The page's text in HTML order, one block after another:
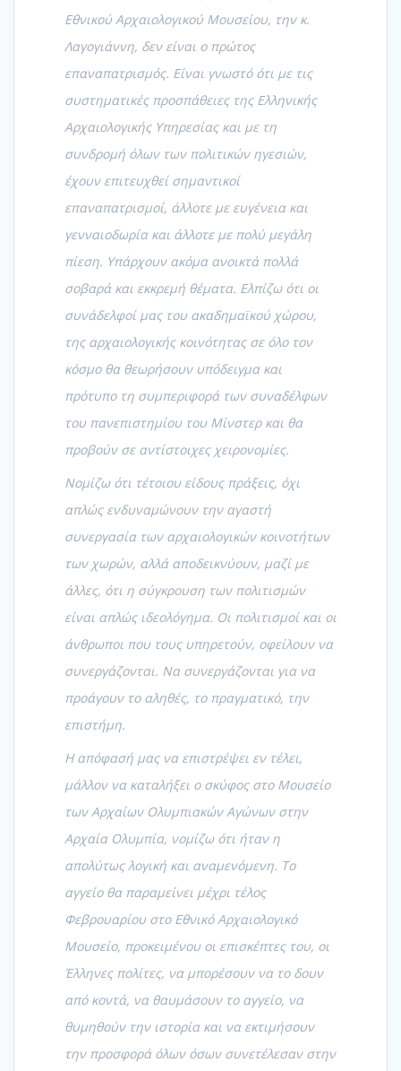
Εθνικού Αρχαιολογικού Μουσείου, την κ.
Λαγογιάννη, δεν είναι ο πρώτος
επαναπατρισμός. Είναι γνωστό ότι με τις
συστηματικές προσπάθειες της Ελληνικής
Αρχαιολογικής Υπηρεσίας και με τη
συνδρομή όλων των πολιτικών ηγεσιών,
έχουν επιτευχθεί σημαντικοί
επαναπατρισμοί, άλλοτε με ευγένεια και
γενναιοδωρία και άλλοτε με πολύ μεγάλη
πίεση. Υπάρχουν ακόμα ανοικτά πολλά
σοβαρά και εκκρεμή θέματα. Ελπίζω ότι οι
συνάδελφοί μας του ακαδημαϊκού χώρου,
της αρχαιολογικής κοινότητας σε όλο τον
κόσμο θα θεωρήσουν υπόδειγμα και
πρότυπο τη συμπεριφορά των συναδέλφων
του πανεπιστημίου του Μίνστερ και θα
προβούν σε αντίστοιχες χειρονομίες.
Νομίζω ότι τέτοιου είδους πράξεις, όχι
απλώς ενδυναμώνουν την αγαστή
συνεργασία των αρχαιολογικών κοινοτήτων
των χωρών, αλλά αποδεικνύουν, μαζί με
άλλες, ότι η σύγκρουση των πολιτισμών
είναι απλώς ιδεολόγημα. Οι πολιτισμοί και οι
άνθρωποι που τους υπηρετούν, οφείλουν να
συνεργάζονται. Να συνεργάζονται για να
προάγουν το αληθές, το πραγματικό, την
επιστήμη.
Η απόφασή μας να επιστρέψει εν τέλει,
μάλλον να καταλήξει ο σκύφος στο Μουσείο
των Αρχαίων Ολυμπιακών Αγώνων στην
Αρχαία Ολυμπία, νομίζω ότι ήταν η
απολύτως λογική και αναμενόμενη. Το
αγγείο θα παραμείνει μέχρι τέλος
Φεβρουαρίου στο Εθνικό Αρχαιολογικό
Μουσείο, προκειμένου οι επισκέπτες του, οι
Έλληνες πολίτες, να μπορέσουν να το δουν
από κοντά, να θαυμάσουν το αγγείο, να
θυμηθούν την ιστορία και να εκτιμήσουν
την προσφορά όλων όσων συνετέλεσαν στην